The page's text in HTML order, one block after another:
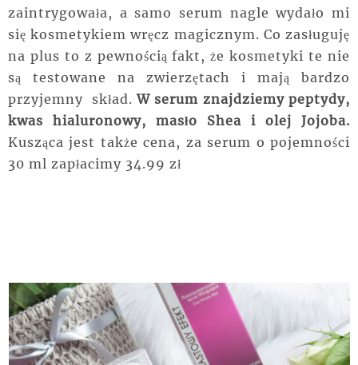
zaintrygowała, a samo serum nagle wydało mi
siękosmetykiem wręcz magicznym. Co zasługuję
na plus to z pewnością fakt, że kosmetyki te nie
są testowane na zwierzętach i mają bardzo
przyjemny skład.W serum znajdziemy peptydy,
kwas hialuronowy, masło Shea i olej Jojoba.
Kusząca jest także cena, za serum o pojemności
30 ml zapłacimy 34.99 zł